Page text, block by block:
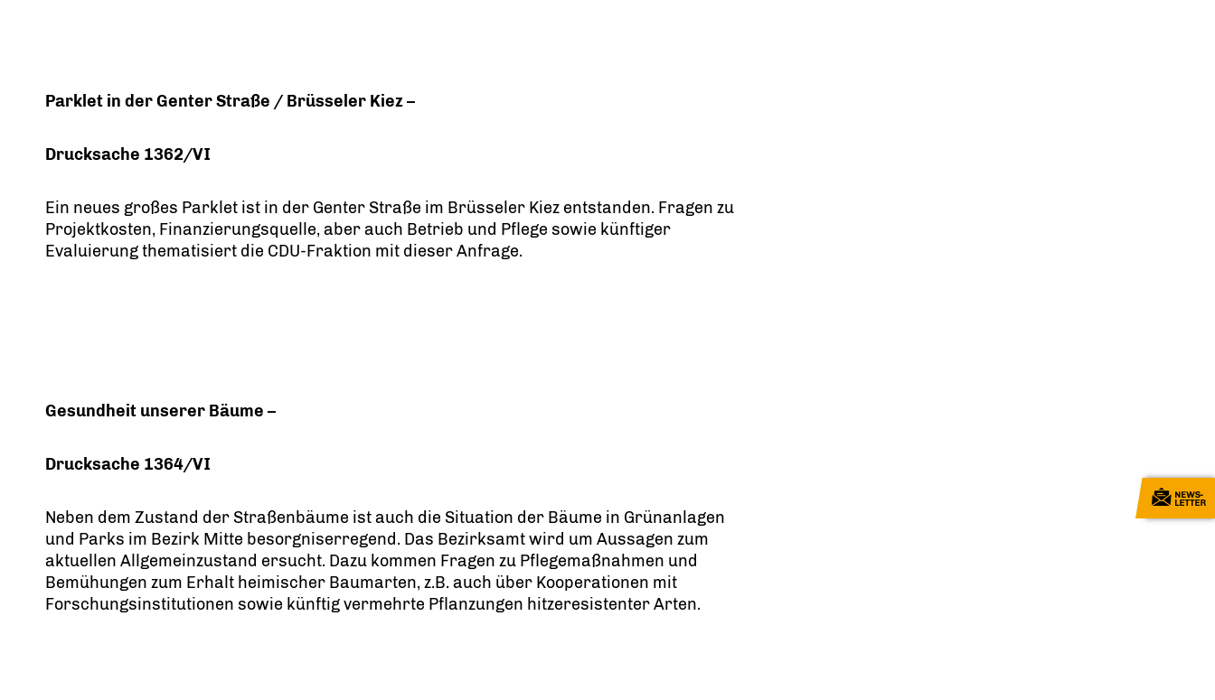
Parklet in der Genter Straße / Brüsseler Kiez –
Drucksache 1362/VI
Ein neues großes Parklet ist in der Genter Straße im Brüsseler Kiez entstanden. Fragen zu
Projektkosten, Finanzierungsquelle, aber auch Betrieb und Pflege sowie künftiger
Evaluierung thematisiert die CDU-Fraktion mit dieser Anfrage.
Gesundheit unserer Bäume –
Drucksache 1364/VI
Neben dem Zustand der Straßenbäume ist auch die Situation der Bäume in Grünanlagen
und Parks im Bezirk Mitte besorgniserregend. Das Bezirksamt wird um Aussagen zum
aktuellen Allgemeinzustand ersucht. Dazu kommen Fragen zu Pflegemaßnahmen und
Bemühungen zum Erhalt heimischer Baumarten, z.B. auch über Kooperationen mit
Forschungsinstitutionen sowie künftig vermehrte Pflanzungen hitzeresistenter Arten.